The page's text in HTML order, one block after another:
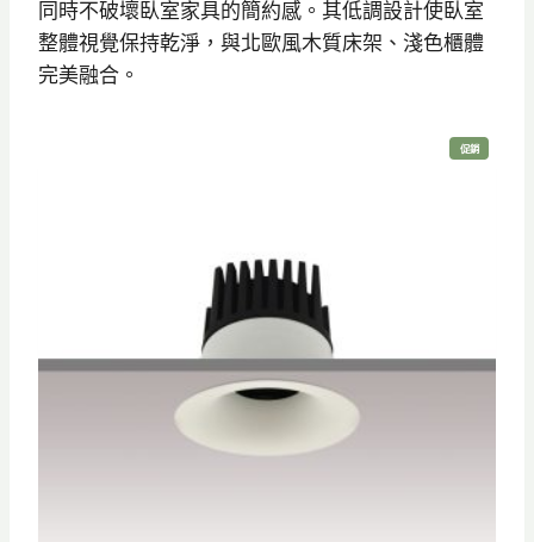
同時不破壞臥室家具的簡約感。其低調設計使臥室
整體視覺保持乾淨，與北歐風木質床架、淺色櫃體
完美融合。
促銷特
價